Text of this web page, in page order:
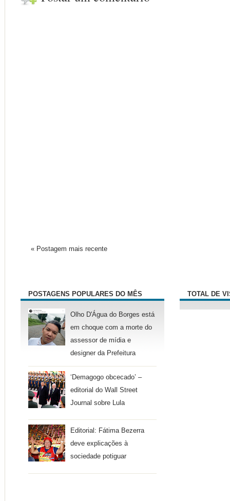
« Postagem mais recente
POSTAGENS POPULARES DO MÊS
Olho D'Água do Borges está
em choque com a morte do
assessor de mídia e
designer da Prefeitura
‘Demagogo obcecado’ –
editorial do Wall Street
Journal sobre Lula
Editorial: Fátima Bezerra
deve explicações à
sociedade potiguar
TOTAL DE